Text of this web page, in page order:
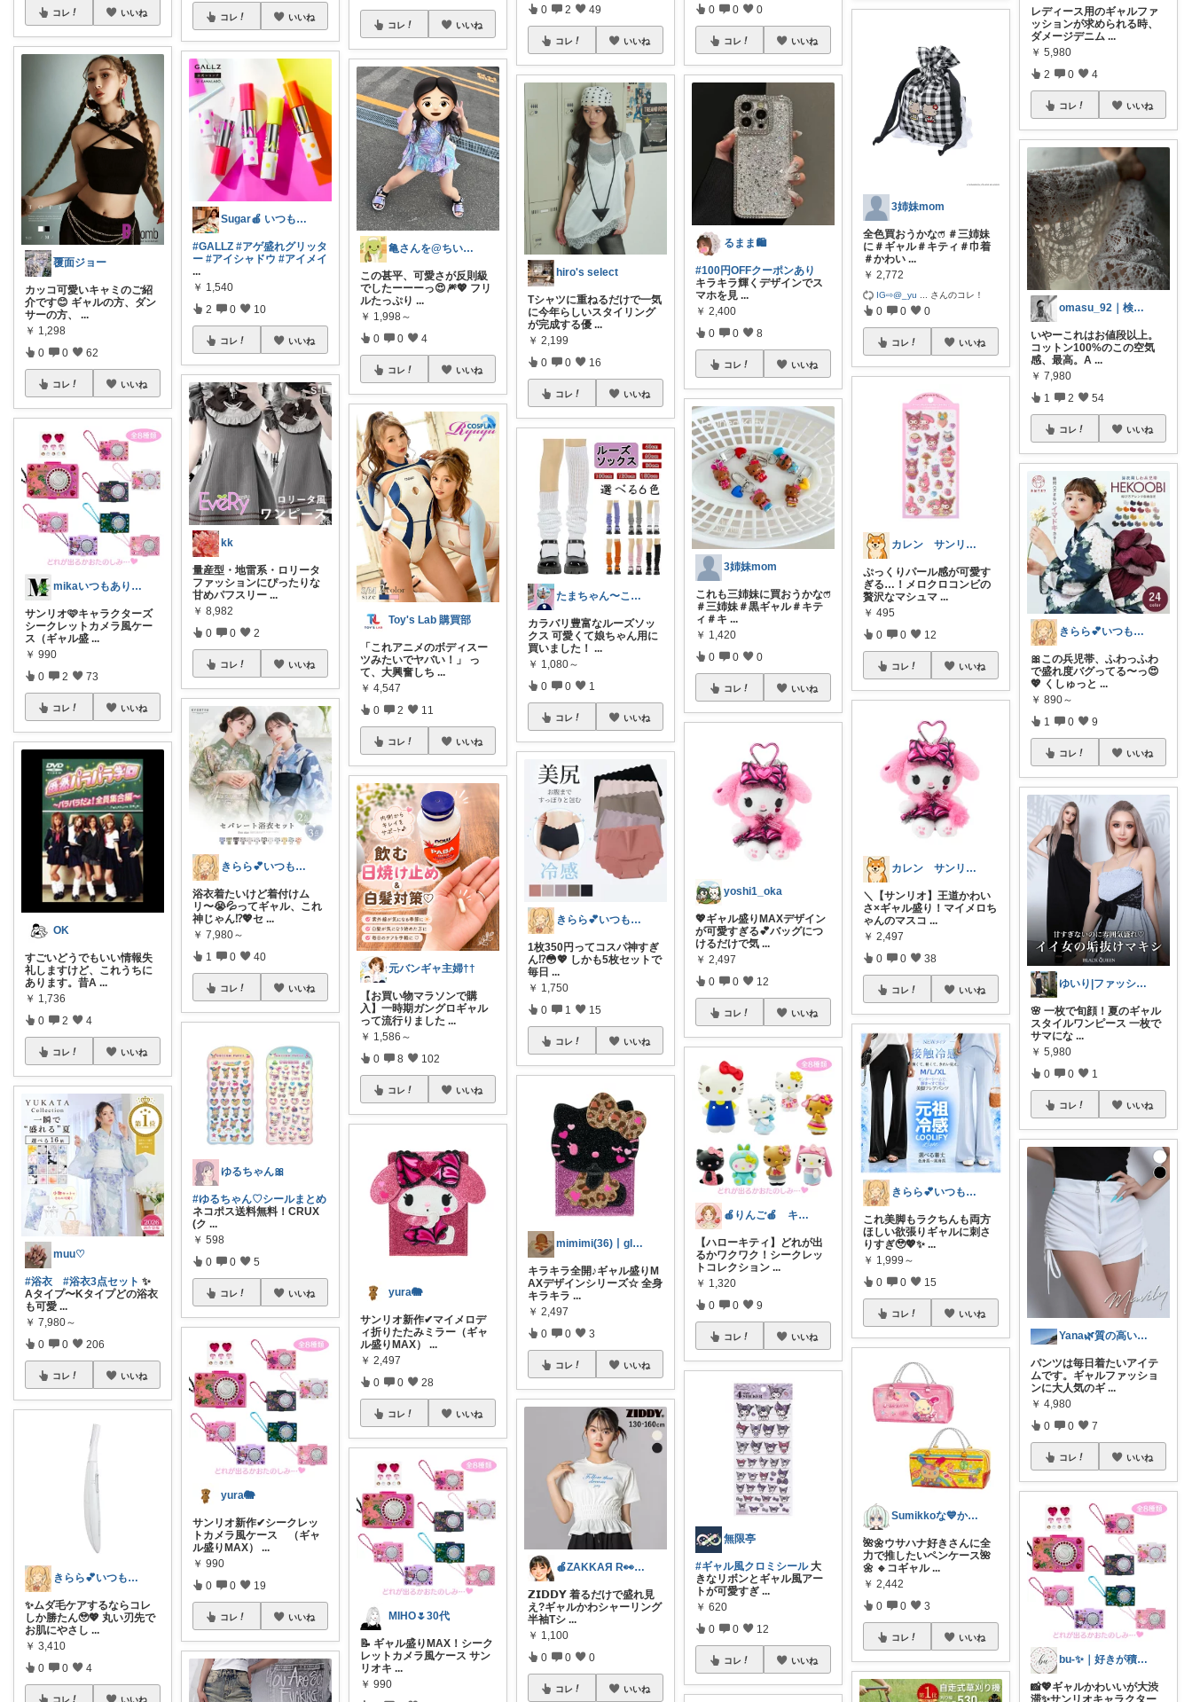
コレ いいね
覆面ジョー
カッコ可愛いキャミのご紹
介です😊 ギャルの方、ダン
サーの方、
...
￥ 1,298
0 0 62
コレ いいね
mikaいつもありがとうございます🩷
サンリオ🩷キャラクターズ
シークレットカメラ風ケー
ス（ギャル盛 ...
￥ 990
0 2 73
コレ いいね
OK
すごいどうでもいい情報失
礼しますけど、これうちに
あります。昔A ...
￥ 1,736
0 2 4
コレ いいね
muu♡
#浴衣 #浴衣3点セット ✨
Aタイプ〜Kタイプどの浴衣
も可愛 ...
￥ 7,980～
0 0 206
コレ いいね
きらら💕いつもありがとう🎉
✨ムダ毛ケアするならコレ
しか勝たん🥹💖 丸い刃先で
お肌にやさし ...
￥ 3,410
0 0 4
コレ いいね
コレ いいね
Sugar🍎 いつもの毎日を気分良く♡
#GALLZ #アゲ盛れグリッタ
ー #アイシャドウ #アイメイ
...
￥ 1,540
2 0 10
コレ いいね
kk
量産型・地雷系・ロリータ
ファッションにぴったりな
甘めパフスリー ...
￥ 8,982
0 0 2
コレ いいね
きらら💕いつもありがとう🎉
浴衣着たいけど着付けム
リ〜😭💦ってギャル、これ
神じゃん⁉️💖セ ...
￥ 7,980～
1 0 40
コレ いいね
ゆるちゃん🎀
#ゆるちゃん♡シールまとめ
ネコポス送料無料！CRUX
(ク ...
￥ 598
0 0 5
コレ いいね
yura🐘
サンリオ新作✔シークレッ
トカメラ風ケース （ギャ
ル盛りMAX）
...
￥ 990
0 0 19
コレ いいね
コレ いいね
亀さんを@ちいかわ大好き❤️#亀のちぃ活
この甚平、可愛さが反則級
でしたーーーっ😍🎆💖 フリ
ルたっぷり ...
￥ 1,998～
0 0 4
コレ いいね
Toy's Lab 購買部
「これアニメのボディスー
ツみたいでヤバい！」 っ
て、大興奮しち ...
￥ 4,547
0 2 11
コレ いいね
元バンギャ主婦††
【お買い物マラソンで購
入】一時期ガングロギャル
って流行りました ...
￥ 1,586～
0 8 102
コレ いいね
yura🐘
サンリオ新作✔マイメロデ
ィ折りたたみミラー（ギャ
ル盛りMAX）
...
￥ 2,497
0 0 28
コレ いいね
MIHO🌷30代
📝 ギャル盛りMAX！シーク
レットカメラ風ケース サン
リオキ ...
￥ 990
0 2 49
コレ いいね
hiro's select
Tシャツに重ねるだけで一気
に今年らしいスタイリング
が完成する優 ...
￥ 2,199
0 0 16
コレ いいね
たまちゃん〜こどもと癒しな暮らし〜
カラバリ豊富なルーズソッ
クス 可愛くて娘ちゃん用に
買いました！ ...
￥ 1,080～
0 0 1
コレ いいね
きらら💕いつもありがとう🎉
1枚350円ってコスパ神すぎ
ん⁉️😳💖 しかも5枚セットで
毎日 ...
￥ 1,750
0 1 15
コレ いいね
mimimi(36)丨glimmer🪩
キラキラ全開♪ギャル盛りM
AXデザインシリーズ☆ 全身
キラキラ ...
￥ 2,497
0 0 3
コレ いいね
🍎ZAKKAЯ R👀M 経由購入感謝
𝗭𝗜𝗗𝗗𝗬 着るだけで盛れ見
え?ギャルかわシャーリング
半袖Tシ ...
￥ 1,100
0 0 0
コレ いいね
0 0 0
コレ いいね
るまま🛍️
#100円OFFクーポンあり
キラキラ輝くデザインでス
マホを見 ...
￥ 2,400
0 0 8
コレ いいね
3姉妹mom
これも三姉妹に買おうかなෆ̈
＃三姉妹＃黒ギャル＃キテ
ィ＃キ ...
￥ 1,420
0 0 0
コレ いいね
yoshi1_oka
💖ギャル盛りMAXデザイン
が可愛すぎる💕バッグにつ
けるだけで気 ...
￥ 2,497
0 0 12
コレ いいね
🍎りんご🍎 キティ推し｜ポイ活ママ
【ハローキティ】どれが出
るかワクワク！シークレッ
トコレクション ...
￥ 1,320
0 0 9
コレ いいね
無限亭
#ギャル風クロミシール大
きなリボンとギャル風アー
トが可愛すぎ ...
￥ 620
0 0 12
コレ いいね
3姉妹mom
全色買おうかなෆ̈ ＃三姉妹
に＃ギャル＃キティ＃巾着
＃かわい ...
￥ 2,772
IG⇨@_yu さんのコレ！
0 0 0
コレ いいね
カレン サンリオとディズニーが大好き
ぷっくりパール感が可愛す
ぎる…！メロクロコンビの
贅沢なマシュマ ...
￥ 495
0 0 12
コレ いいね
カレン サンリオとディズニーが大好き
＼【サンリオ】王道かわい
さ×ギャル盛り！マイメロち
ゃんのマスコ ...
￥ 2,497
0 0 38
コレ いいね
きらら💕いつもありがとう🎉
これ美脚もラクちんも両方
ほしい欲張りギャルに刺さ
りすぎ🥹💖✨...
￥ 1,999～
0 0 15
コレ いいね
Sumikkoな💙かわいい推し活グッズ
🌺🌼ウサハナ好きさんに全
力で推したいペンケース🌺
🌼 🔹コギャル ...
￥ 2,442
0 0 3
コレ いいね
レディース用のギャルファ
ッションが求められる時、
ダメージデニム ...
￥ 5,980
2 0 4
コレ いいね
omasu_92｜検索はプロフの🔍から
いやーこれはお値段以上。
コットン100%のこの空気
感、最高。A ...
￥ 7,980
1 2 54
コレ いいね
きらら💕いつもありがとう🎉
🎀この兵児帯、ふわっふわ
で盛れ度バグってる〜っ😍
💖 くしゅっと ...
￥ 890～
1 0 9
コレ いいね
ゆいり|ファッション👗
🌸 一枚で旬顔！夏のギャル
スタイルワンピース 一枚で
サマにな ...
￥ 5,980
0 0 1
コレ いいね
Yana🌿質の高い暮らしのROOM
パンツは毎日着たいアイテ
ムです。ギャルファッショ
ンに大人気のギ ...
￥ 4,980
0 0 7
コレ いいね
bu-✨｜好きが積もるROOM
📸💖ギャルかわいいが大渋